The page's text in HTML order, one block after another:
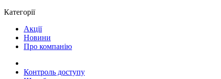
Категорії
Акції
Новини
Про компанію
Контроль доступу